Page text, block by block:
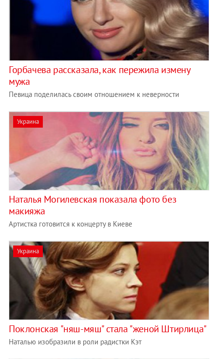
Горбачева рассказала, как пережила измену
мужа
Певица поделилась своим отношением к неверности
Украина
Наталья Могилевская показала фото без
макияжа
Артистка готовится к концерту в Киеве
Украина
Поклонская "няш-мяш" стала "женой Штирлица"
Наталью изобразили в роли радистки Кэт